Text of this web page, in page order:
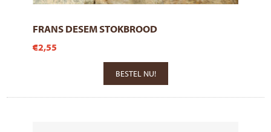
FRANS DESEM STOKBROOD
€2,55